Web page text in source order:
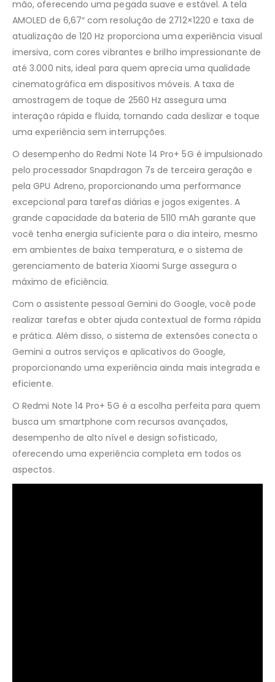
mão, oferecendo uma pegada suave e estável. A tela
AMOLED de 6,67″ com resolução de 2712×1220 e taxa de
atualização de 120 Hz proporciona uma experiência visual
imersiva, com cores vibrantes e brilho impressionante de
até 3.000 nits, ideal para quem aprecia uma qualidade
cinematográfica em dispositivos móveis. A taxa de
amostragem de toque de 2560 Hz assegura uma
interação rápida e fluida, tornando cada deslizar e toque
uma experiência sem interrupções.
O desempenho do Redmi Note 14 Pro+ 5G é impulsionado
pelo processador Snapdragon 7s de terceira geração e
pela GPU Adreno, proporcionando uma performance
excepcional para tarefas diárias e jogos exigentes. A
grande capacidade da bateria de 5110 mAh garante que
você tenha energia suficiente para o dia inteiro, mesmo
em ambientes de baixa temperatura, e o sistema de
gerenciamento de bateria Xiaomi Surge assegura o
máximo de eficiência.
Com o assistente pessoal Gemini do Google, você pode
realizar tarefas e obter ajuda contextual de forma rápida
e prática. Além disso, o sistema de extensões conecta o
Gemini a outros serviços e aplicativos do Google,
proporcionando uma experiência ainda mais integrada e
eficiente.
O Redmi Note 14 Pro+ 5G é a escolha perfeita para quem
busca um smartphone com recursos avançados,
desempenho de alto nível e design sofisticado,
oferecendo uma experiência completa em todos os
aspectos.